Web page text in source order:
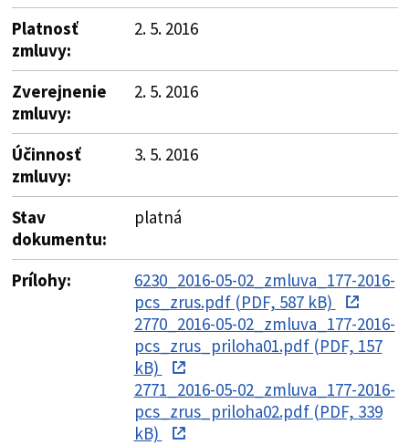
Platnosť
zmluvy:
2. 5. 2016
Zverejnenie
zmluvy:
2. 5. 2016
Účinnosť
zmluvy:
3. 5. 2016
Stav
dokumentu:
platná
Prílohy:
6230_2016-05-02_zmluva_177-2016-
pcs_zrus.pdf (PDF, 587 kB)
2770_2016-05-02_zmluva_177-2016-
pcs_zrus_priloha01.pdf (PDF, 157
kB)
2771_2016-05-02_zmluva_177-2016-
pcs_zrus_priloha02.pdf (PDF, 339
kB)